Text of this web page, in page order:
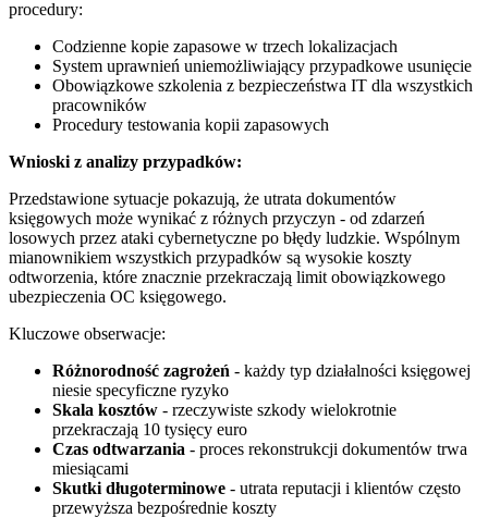
procedury:
Codzienne kopie zapasowe w trzech lokalizacjach
System uprawnień uniemożliwiający przypadkowe usunięcie
Obowiązkowe szkolenia z bezpieczeństwa IT dla wszystkich
pracowników
Procedury testowania kopii zapasowych
Wnioski z analizy przypadków:
Przedstawione sytuacje pokazują, że utrata dokumentów
księgowych może wynikać z różnych przyczyn - od zdarzeń
losowych przez ataki cybernetyczne po błędy ludzkie. Wspólnym
mianownikiem wszystkich przypadków są wysokie koszty
odtworzenia, które znacznie przekraczają limit obowiązkowego
ubezpieczenia OC księgowego.
Kluczowe obserwacje:
Różnorodność zagrożeń - każdy typ działalności księgowej
niesie specyficzne ryzyko
Skala kosztów - rzeczywiste szkody wielokrotnie
przekraczają 10 tysięcy euro
Czas odtwarzania - proces rekonstrukcji dokumentów trwa
miesiącami
Skutki długoterminowe - utrata reputacji i klientów często
przewyższa bezpośrednie koszty